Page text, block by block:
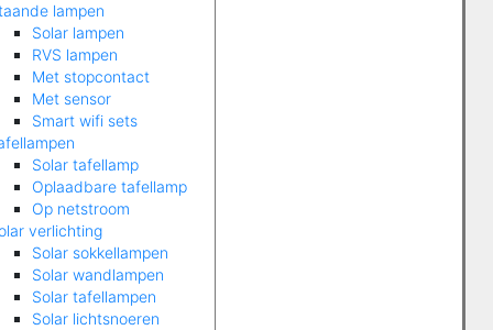
lampen
Solar lampen
RVS lampen
Met stopcontact
Met sensor
Smart wifi sets
Solar tafellamp
Oplaadbare tafellamp
Op netstroom
verlichting
Solar sokkellampen
Solar wandlampen
Solar tafellampen
Solar lichtsnoeren